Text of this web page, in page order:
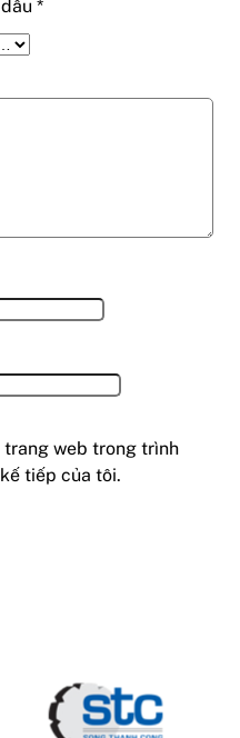
*
trang web trong trình
tiếp của tôi.